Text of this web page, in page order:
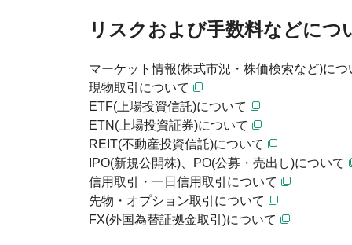
リスクおよび手数料などにつ
マーケット情報(株式市況・株価検索など)につ
現物取引について
ETF(上場投資信託)について
ETN(上場投資証券)について
REIT(不動産投資信託)について
IPO(新規公開株)、PO(公募・売出し)について
信用取引・一日信用取引について
先物・オプション取引について
FX(外国為替証拠金取引)について